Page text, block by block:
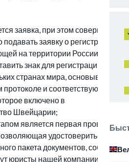
заявка, при этом совершенно
заявку о регистрации
на территории России
знак для регистрации
странах мира, основываясь
и соответствующем
включено в
Швейцарии;
является первая проверка,
удостовериться в
пакета документов, собрать
юристы нашей компании;